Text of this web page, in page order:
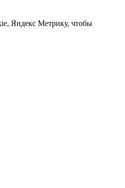
Яндекс Метрику, чтобы